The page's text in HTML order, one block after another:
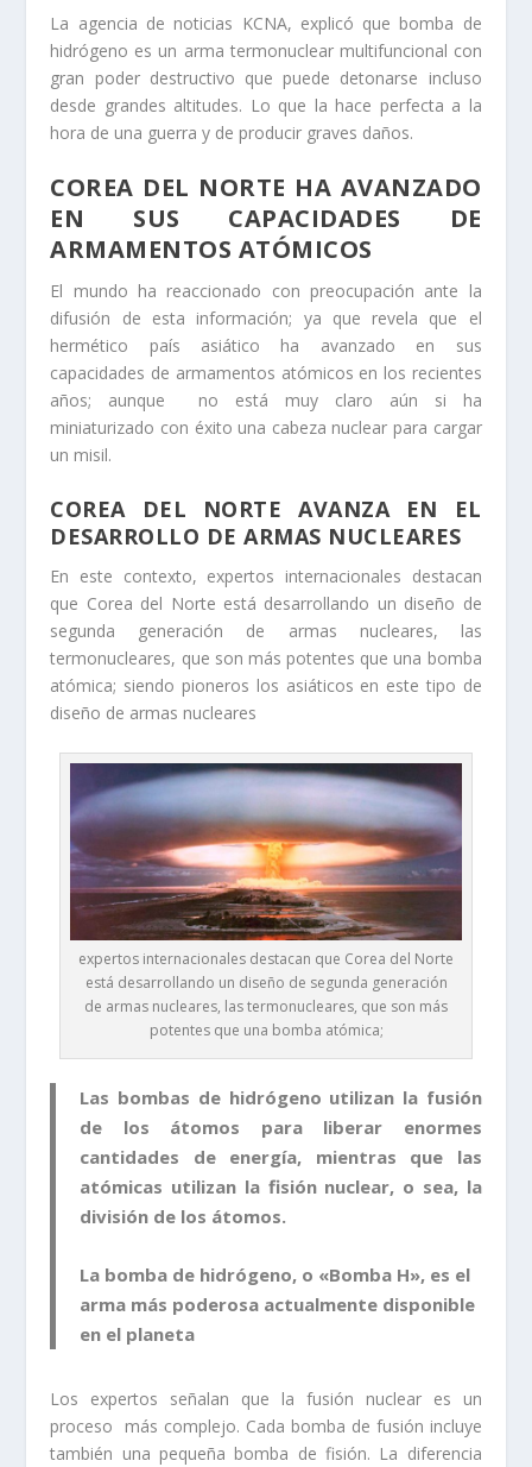
La agencia de noticias KCNA, explicó que bomba de
hidrógeno es un arma termonuclear multifuncional con
gran poder destructivo que puede detonarse incluso
desde grandes altitudes. Lo que la hace perfecta a la
hora de una guerra y de producir graves daños.
COREA DEL NORTE HA AVANZADO
EN SUS CAPACIDADES DE
ARMAMENTOS ATÓMICOS
El mundo ha reaccionado con preocupación ante la
difusión de esta información; ya que revela que el
hermético país asiático ha avanzado en sus
capacidades de armamentos atómicos en los recientes
años; aunque no está muy claro aún si ha
miniaturizado con éxito una cabeza nuclear para cargar
un misil.
COREA DEL NORTE AVANZA EN EL
DESARROLLO DE ARMAS NUCLEARES
En este contexto, expertos internacionales destacan
que Corea del Norte está desarrollando un diseño de
segunda generación de armas nucleares, las
termonucleares, que son más potentes que una bomba
atómica; siendo pioneros los asiáticos en este tipo de
diseño de armas nucleares
expertos internacionales destacan que Corea del Norte
está desarrollando un diseño de segunda generación
de armas nucleares, las termonucleares, que son más
potentes que una bomba atómica;
Las bombas de hidrógeno utilizan la fusión
de los átomos para liberar enormes
cantidades de energía, mientras que las
atómicas utilizan la fisión nuclear, o sea, la
división de los átomos.
La bomba de hidrógeno, o «Bomba H», es el
arma más poderosa actualmente disponible
en el planeta
Los expertos señalan que la fusión nuclear es un
proceso más complejo. Cada bomba de fusión incluye
también una pequeña bomba de fisión. La diferencia